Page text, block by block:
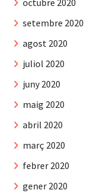
octubre 2020
setembre 2020
agost 2020
juliol 2020
juny 2020
maig 2020
abril 2020
març 2020
febrer 2020
gener 2020